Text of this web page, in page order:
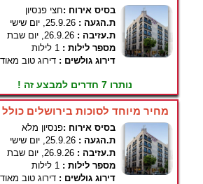
בסיס אירוח :חצי פנסיון
ת.הגעה : 25.9.26, יום שישי
ת.עזיבה : 26.9.26, יום שבת
מספר לילות : 1 לילות
דירוג גולשים : דירוג טוב מאוד
נותרו 7 חדרים למבצע זה !
מחיר מיוחד לסוכות בירושלים כולל
בסיס אירוח :פנסיון מלא
ת.הגעה : 25.9.26, יום שישי
ת.עזיבה : 26.9.26, יום שבת
מספר לילות : 1 לילות
דירוג גולשים : דירוג טוב מאוד